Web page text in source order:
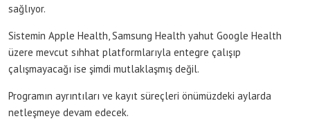
sağlıyor.
Sistemin Apple Health, Samsung Health yahut Google Health
üzere mevcut sıhhat platformlarıyla entegre çalışıp
çalışmayacağı ise şimdi mutlaklaşmış değil.
Programın ayrıntıları ve kayıt süreçleri önümüzdeki aylarda
netleşmeye devam edecek.